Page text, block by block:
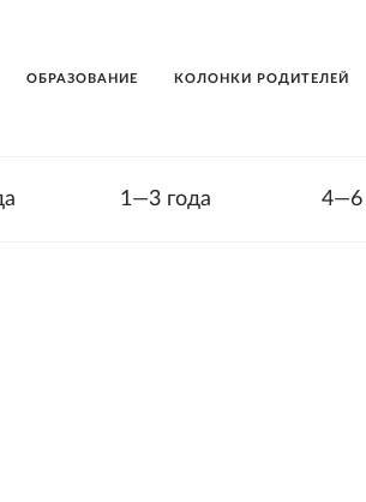
ОБРАЗОВАНИЕ КОЛОНКИ РОДИТЕЛЕЙ
1—3 года 4—6